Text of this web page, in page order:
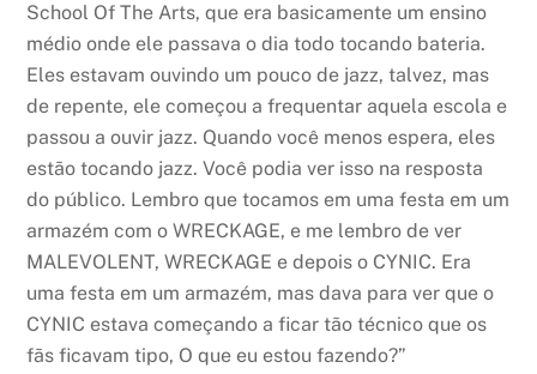
School Of The Arts, que era basicamente um ensino
médio onde ele passava o dia todo tocando bateria.
Eles estavam ouvindo um pouco de jazz, talvez, mas
de repente, ele começou a frequentar aquela escola e
passou a ouvir jazz. Quando você menos espera, eles
estão tocando jazz. Você podia ver isso na resposta
do público. Lembro que tocamos em uma festa em um
armazém com o WRECKAGE, e me lembro de ver
MALEVOLENT, WRECKAGE e depois o CYNIC. Era
uma festa em um armazém, mas dava para ver que o
CYNIC estava começando a ficar tão técnico que os
fãs ficavam tipo, O que eu estou fazendo?”